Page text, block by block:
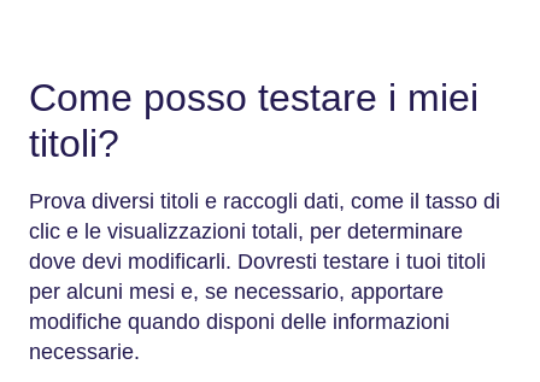
Come posso testare i miei
titoli?
Prova diversi titoli e raccogli dati, come il tasso di
clic e le visualizzazioni totali, per determinare
dove devi modificarli. Dovresti testare i tuoi titoli
per alcuni mesi e, se necessario, apportare
modifiche quando disponi delle informazioni
necessarie.